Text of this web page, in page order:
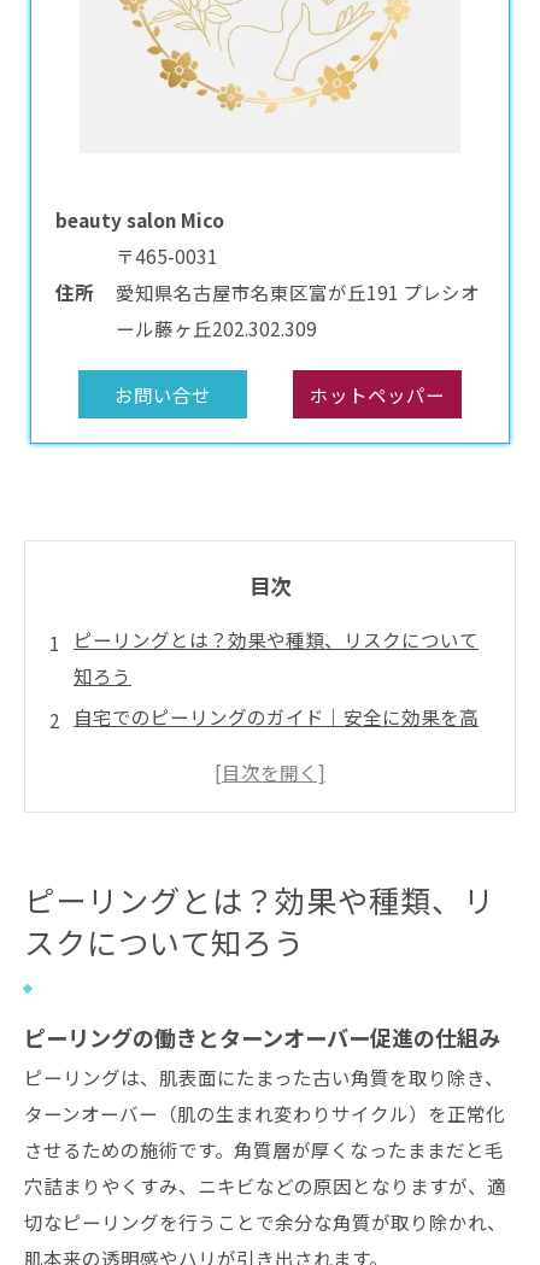
beauty salon Mico
住所
〒465-0031
愛知県名古屋市名東区富が丘191 プレシオ
ール藤ヶ丘202.302.309
お問い合せ ホットペッパー
目次
ピーリングとは？効果や種類、リスクについて
知ろう
自宅でのピーリングのガイド｜安全に効果を高
ケミカルピーリングの特徴｜施設施術の効果と
と顔・背中対応メニュー
ピーリングの料金目安と賢い選び方
ピーリングの最新動向と今後のスキンケアの進
化
築地口駅エリアのピーリング施術について
築地口駅エリアでピーリング施術が選ばれる理
由
築地口駅エリアについて
ピーリングとは？効果や種類、リ
スクについて知ろう
ピーリングの働きとターンオーバー促進の仕組み
ピーリングは、肌表面にたまった古い角質を取り除き、
ターンオーバー（肌の生まれ変わりサイクル）を正常化
させるための施術です。角質層が厚くなったままだと毛
穴詰まりやくすみ、ニキビなどの原因となりますが、適
切なピーリングを行うことで余分な角質が取り除かれ、
肌本来の透明感やハリが引き出されます。